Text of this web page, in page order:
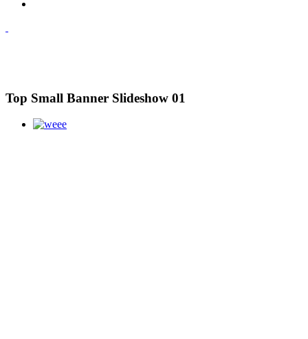
Top Small Banner Slideshow 01